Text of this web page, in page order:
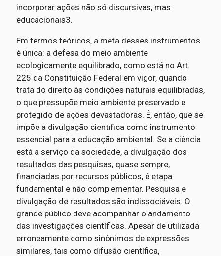
incorporar ações não só discursivas, mas
educacionais3.
Em termos teóricos, a meta desses instrumentos
é única: a defesa do meio ambiente
ecologicamente equilibrado, como está no Art.
225 da Constituição Federal em vigor, quando
trata do direito às condições naturais equilibradas,
o que pressupõe meio ambiente preservado e
protegido de ações devastadoras. É, então, que se
impõe a divulgação científica como instrumento
essencial para a educação ambiental. Se a ciência
está a serviço da sociedade, a divulgação dos
resultados das pesquisas, quase sempre,
financiadas por recursos públicos, é etapa
fundamental e não complementar. Pesquisa e
divulgação de resultados são indissociáveis. O
grande público deve acompanhar o andamento
das investigações científicas. Apesar de utilizada
erroneamente como sinônimos de expressões
similares, tais como difusão científica,